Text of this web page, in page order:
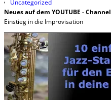
Uncategorized
Neues auf dem YOUTUBE - Channel
Einstieg in die Improvisation